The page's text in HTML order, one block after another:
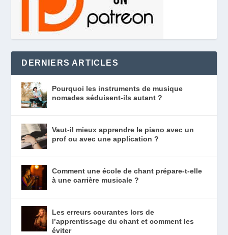
DERNIERS ARTICLES
Pourquoi les instruments de musique
nomades séduisent-ils autant ?
Vaut-il mieux apprendre le piano avec un
prof ou avec une application ?
Comment une école de chant prépare-t-elle
à une carrière musicale ?
Les erreurs courantes lors de
l’apprentissage du chant et comment les
éviter